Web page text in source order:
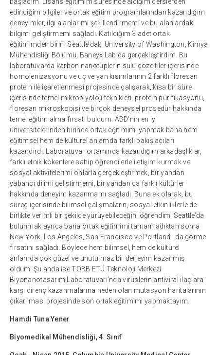
edindiğim bilgiler ve ortak eğitim programlarından kazandığım
deneyimler, ilgi alanlarımı şekillendirmemi ve bu alanlardaki
bilgimi geliştirmemi sağladı. Katıldığım 3 adet ortak
eğitimimden birini Seattle’daki University of Washington, Kimya
Mühendisliği Bölümü, Baneyx Lab’da gerçekleştirdim. Bu
laboratuvarda karbon nanotüplerin sulu çözeltiler içerisinde
homojenizasyonu ve uç ve yan kısımlarının 2 farklı floresan
protein ile işaretlenmesi projesinde çalışarak, kısa bir süre
içerisinde temel mikrobiyoloji teknikleri, protein pürifikasyonu,
floresan mikroskopisi ve birçok deneysel prosedür hakkında
temel eğitim alma fırsatı buldum. ABD’nin en iyi
üniversitelerinden birinde ortak eğitimimi yapmak bana hem
eğitimsel hem de kültürel anlamda farklı bakış açıları
kazandırdı. Laboratuvar ortamında kazandığım arkadaşlıklar,
farklı etnik kökenlere sahip öğrencilerle iletişim kurmak ve
sosyal aktivitelerimi onlarla gerçekleştirmek, bir yandan
yabancı dilimi geliştirmemi, bir yandan da farklı kültürler
hakkında deneyim kazanmamı sağladı. Buna ek olarak, bu
süreç içerisinde bilimsel çalışmaların, sosyal etkinliklerle de
birlikte verimli bir şekilde yürüyebileceğini öğrendim. Seattle’da
bulunmak ayrıca bana ortak eğitimimi tamamladıktan sonra
New York, Los Angeles, San Francisco ve Portland’ı da görme
fırsatını sağladı. Böylece hem bilimsel, hem de kültürel
anlamda çok güzel ve unutulmaz bir deneyim kazanmış
oldum. Şu anda ise TOBB ETÜ Teknoloji Merkezi
Biyonanotasarım Laboratuvarı’nda virüslerin antiviral ilaçlara
karşı direnç kazanmalarına neden olan mutasyon haritalarının
çıkarılması projesinde son ortak eğitimimi yapmaktayım.
Hamdi Tuna Yener
Biyomedikal Mühendisliği, 4. Sınıf